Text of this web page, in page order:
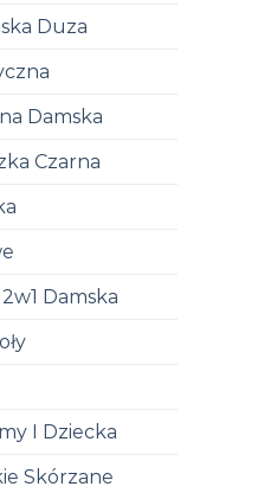
Duza
Damska
Czarna
Damska
I Dziecka
Skórzane